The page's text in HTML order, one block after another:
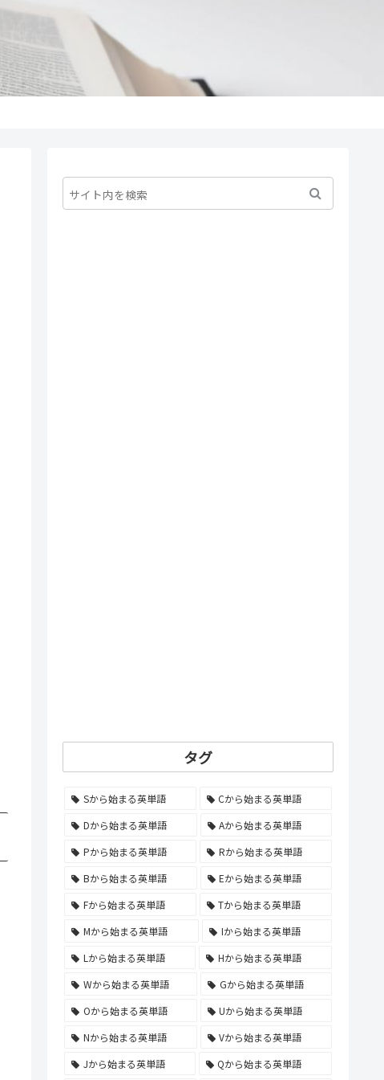
タグ
Sから始まる英単語
Cから始まる英単語
Dから始まる英単語
Aから始まる英単語
Pから始まる英単語
Rから始まる英単語
Bから始まる英単語
Eから始まる英単語
Fから始まる英単語
Tから始まる英単語
Mから始まる英単語
Iから始まる英単語
Lから始まる英単語
Hから始まる英単語
Wから始まる英単語
Gから始まる英単語
Oから始まる英単語
Uから始まる英単語
Nから始まる英単語
Vから始まる英単語
Jから始まる英単語
Qから始まる英単語